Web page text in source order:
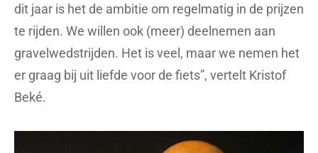
dit jaar is het de ambitie om regelmatig in de prijzen
te rijden. We willen ook (meer) deelnemen aan
gravelwedstrijden. Het is veel, maar we nemen het
er graag bij uit liefde voor de fiets”, vertelt Kristof
Beké.